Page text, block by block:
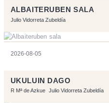
ALBAITERUBEN SALA
Julio Vidorreta Zubeldía
2026-08-05
UKULUIN DAGO
R Mª de Azkue Julio Vidorreta Zubeldía